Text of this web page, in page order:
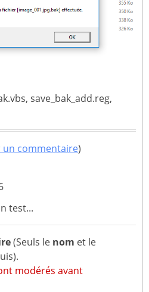
save_bak_add.reg,
un commentaire)
test...
(Seuls le nom et le
modérés avant